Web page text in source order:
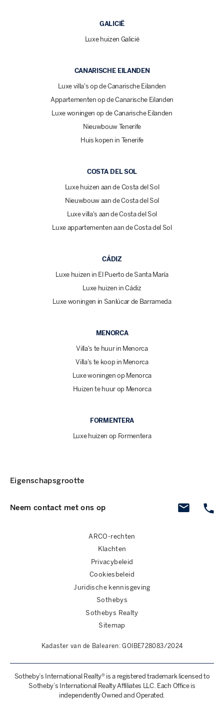
GALICIË
Luxe huizen Galicië
CANARISCHE EILANDEN
Luxe villa's op de Canarische Eilanden
Appartementen op de Canarische Eilanden
Luxe woningen op de Canarische Eilanden
Nieuwbouw Tenerife
Huis kopen in Tenerife
COSTA DEL SOL
Luxe huizen aan de Costa del Sol
Nieuwbouw aan de Costa del Sol
Luxe villa's aan de Costa del Sol
Luxe appartementen aan de Costa del Sol
CÁDIZ
Luxe huizen in El Puerto de Santa María
Luxe huizen in Cádiz
Luxe woningen in Sanlúcar de Barrameda
MENORCA
Villa's te huur in Menorca
Villa's te koop in Menorca
Luxe woningen op Menorca
Huizen te huur op Menorca
FORMENTERA
Luxe huizen op Formentera
Neem contact met ons op
Eigenschapsgrootte
ARCO-rechten
Klachten
Privacybeleid
Cookiesbeleid
Juridische kennisgeving
Sothebys
Sothebys Realty
Sitemap
Kadaster van de Balearen: GOIBE728083/2024
Sotheby’s International Realty® is a registered trademark licensed to
Sotheby’s International Realty Affiliates LLC. Each Office is
independently Owned and Operated.